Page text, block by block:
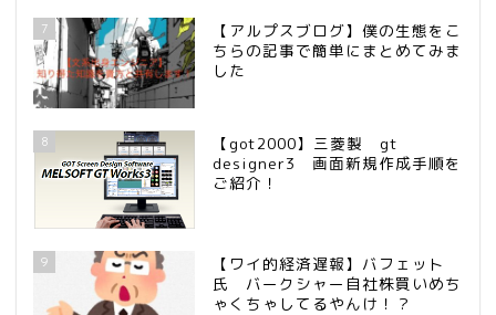
7
【アルプスブログ】僕の生態をこ
ちらの記事で簡単にまとめてみま
した
8
【got2000】三菱製 gt
designer3 画面新規作成手順を
ご紹介！
9
【ワイ的経済遅報】バフェット
氏 バークシャー自社株買いめち
ゃくちゃしてるやんけ！？